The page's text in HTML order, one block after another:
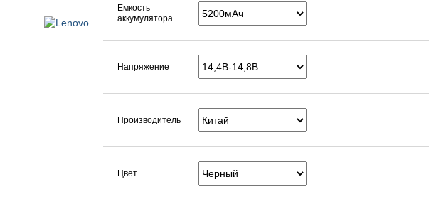
Емкость
аккумулятора
Напряжение
Производитель
Цвет